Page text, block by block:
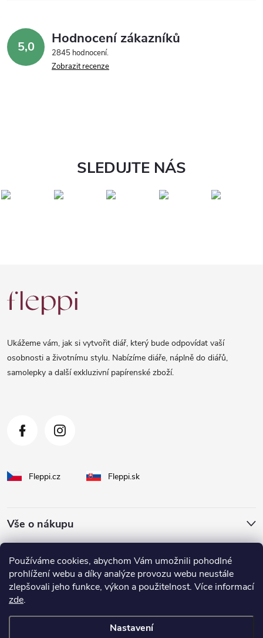
Používáme cookies, abychom Vám umožnili pohodlné
prohlížení webu a díky analýze provozu webu neustále
zlepšovali jeho funkce, výkon a použitelnost. Více informací
zde.
Nastavení
5,0 Hodnocení zákazníků
2845 hodnocení
Zobrazit recenze
SLEDUJTE NÁS
á
Ukážeme vám, jak si vytvořit diář, který bude odpovídat vaší
osobnosti a životnímu stylu. Nabízíme diáře, náplně do diářů,
samolepky a další exkluzivní papírenské zboží.
Fleppi.cz Fleppi.sk
Vše o nákupu
O Fleppi
Inspirace pro vás